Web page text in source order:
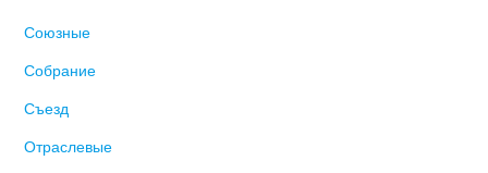
Союзные
Собрание
Съезд
Отраслевые